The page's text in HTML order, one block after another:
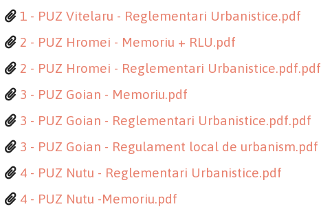
1 - PUZ Vitelaru - Reglementari Urbanistice.pdf
2 - PUZ Hromei - Memoriu + RLU.pdf
2 - PUZ Hromei - Reglementari Urbanistice.pdf.pdf
3 - PUZ Goian - Memoriu.pdf
3 - PUZ Goian - Reglementari Urbanistice.pdf.pdf
3 - PUZ Goian - Regulament local de urbanism.pdf
4 - PUZ Nutu - Reglementari Urbanistice.pdf
4 - PUZ Nutu -Memoriu.pdf